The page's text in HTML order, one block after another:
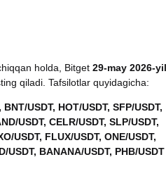
holda, Bitget 29-may 2026-
qiladi. Tafsilotlar quyidagicha:
USDT, HOT/USDT, SFP/USDT,
USDT, CELR/USDT, SLP/USDT,
USDT, FLUX/USDT, ONE/USDT,
USDT, BANANA/USDT, PHB/USDT